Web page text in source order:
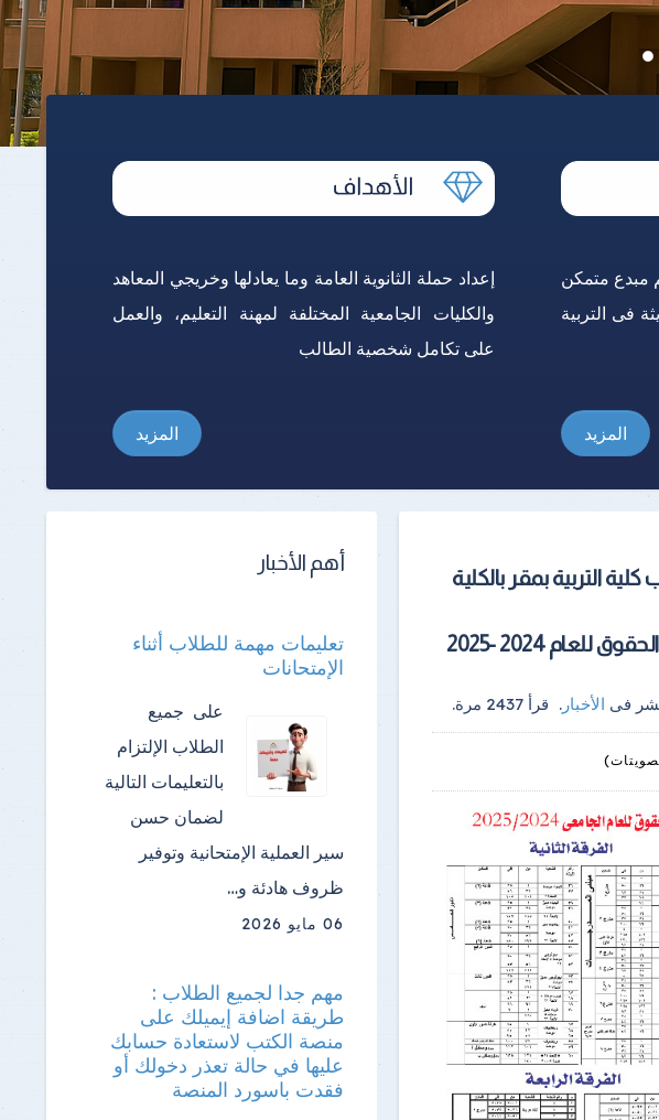
مبدع متمكن
فى التربية
المزيد
إعداد حملة الثانوية العامة وما يعادلها وخريجي المعاهد
والكليات الجامعية المختلفة لمهنة التعليم، والعمل
على تكامل شخصية الطالب
المزيد
التربية بمقر بالكلية
2024 -2025
فى الأخبار . قرأ 2437 مرة.
1
2
3
4
5
أهم الأخبار
تعليمات مهمة للطلاب أثناء
الإمتحانات
على جميع
الطلاب الإلتزام
بالتعليمات التالية
لضمان حسن
سير العملية الإمتحانية وتوفير
ظروف هادئة و…
06 مايو 2026
مهم جدا لجميع الطلاب :
طريقة اضافة إيميلك على
منصة الكتب لاستعادة حسابك
عليها في حالة تعذر دخولك أو
فقدت باسورد المنصة